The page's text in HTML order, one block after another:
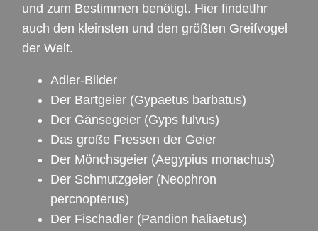
und zum Bestimmen benötigt. Hier findetIhr
auch den kleinsten und den größten Greifvogel
der Welt.
Adler-Bilder
Der Bartgeier (Gypaetus barbatus)
Der Gänsegeier (Gyps fulvus)
Das große Fressen der Geier
Der Mönchsgeier (Aegypius monachus)
Der Schmutzgeier (Neophron
percnopterus)
Der Fischadler (Pandion haliaetus)